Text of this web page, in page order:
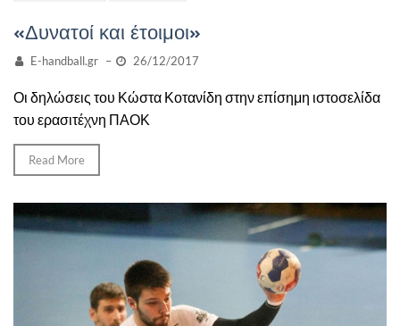
«Δυνατοί και έτοιμοι»
E-handball.gr – 26/12/2017
Οι δηλώσεις του Κώστα Κοτανίδη στην επίσημη ιστοσελίδα
του ερασιτέχνη ΠΑΟΚ
Read More